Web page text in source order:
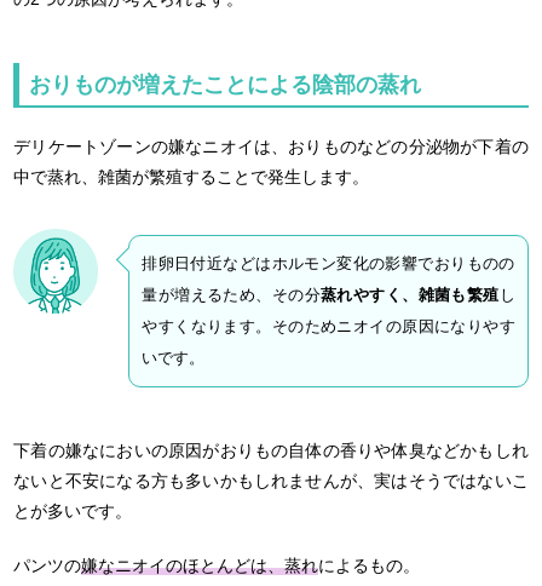
おりものが増えたことによる陰部の蒸れ
デリケートゾーンの嫌なニオイは、おりものなどの分泌物が下着の
中で蒸れ、雑菌が繁殖することで発生します。
排卵日付近などはホルモン変化の影響でおりものの
量が増えるため、その分蒸れやすく、雑菌も繁殖 し
やすくなります。そのためニオイの原因になりやす
いです。
下着の嫌なにおいの原因がおりもの自体の香りや体臭などかもしれ
ないと不安になる方も多いかもしれませんが、実はそうではないこ
とが多いです。
パンツの嫌なニオイのほとんどは、蒸れによるもの。